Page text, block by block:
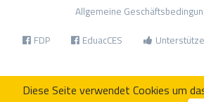
Allgemeine
FDP EduacCES
Diese Seite verwendet Cookies um